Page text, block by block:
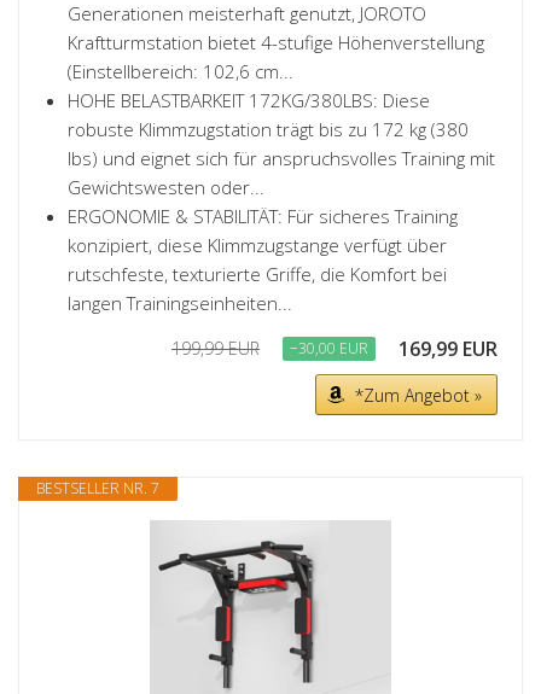
Generationen meisterhaft genutzt, JOROTO
Kraftturmstation bietet 4-stufige Höhenverstellung
(Einstellbereich: 102,6 cm...
HOHE BELASTBARKEIT 172KG/380LBS: Diese
robuste Klimmzugstation trägt bis zu 172 kg (380
lbs) und eignet sich für anspruchsvolles Training mit
Gewichtswesten oder...
ERGONOMIE & STABILITÄT: Für sicheres Training
konzipiert, diese Klimmzugstange verfügt über
rutschfeste, texturierte Griffe, die Komfort bei
langen Trainingseinheiten...
199,99 EUR −30,00 EUR 169,99 EUR
*Zum Angebot »
BESTSELLER NR. 7